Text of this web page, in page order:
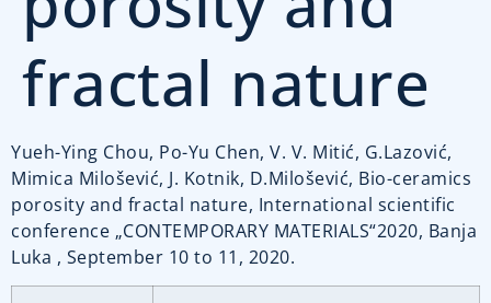
fractal nature
Yueh-Ying Chou, Po-Yu Chen, V. V. Mitić, G.Lazović,
Mimica Milošević, J. Kotnik, D.Milošević, Bio-ceramics
porosity and fractal nature, International scientific
conference „CONTEMPORARY MATERIALS“2020, Banja
Luka , September 10 to 11, 2020.